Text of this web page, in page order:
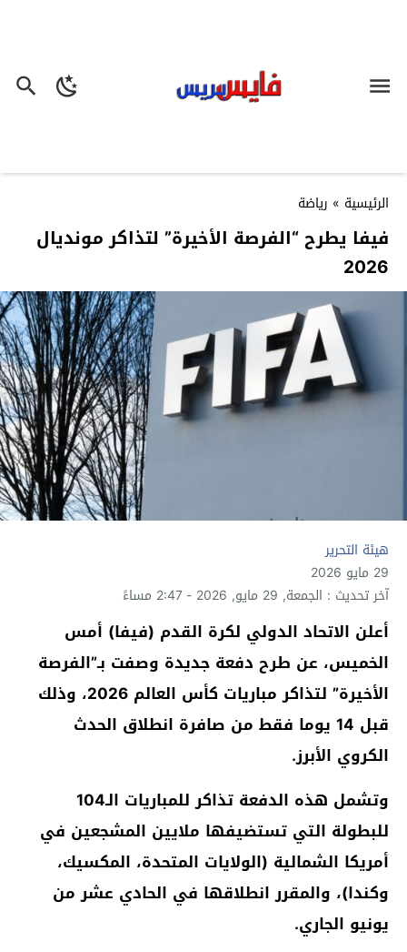
الرئيسية » رياضة
​فيفا يطرح “الفرصة الأخيرة” لتذاكر مونديال
2026
هيئة التحرير
29 مايو 2026
آخر تحديث : الجمعة, 29 مايو, 2026 - 2:47 مساءً
أعلن الاتحاد الدولي لكرة القدم (فيفا) أمس
الخميس، عن طرح دفعة جديدة وصفت بـ”الفرصة
الأخيرة” لتذاكر مباريات كأس العالم 2026، وذلك
قبل 14 يوما فقط من صافرة انطلاق الحدث
الكروي الأبرز.
وتشمل هذه الدفعة تذاكر للمباريات الـ104
للبطولة التي تستضيفها ملايين المشجعين في
أمريكا الشمالية (الولايات المتحدة، المكسيك،
وكندا)، والمقرر انطلاقها في الحادي عشر من
يونيو الجاري.